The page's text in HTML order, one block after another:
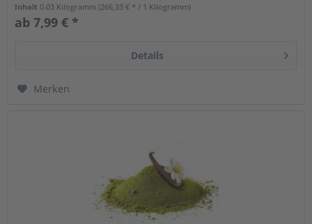
Inhalt 0.03 Kilogramm(266,33 € * / 1 Kilogramm)
ab 7,99 € *
Details
Merken